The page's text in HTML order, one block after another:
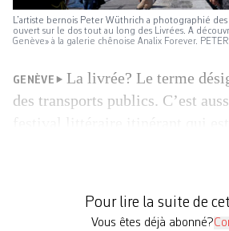
L’artiste bernois Peter Wüthrich a photographié des
ouvert sur le dos tout au long des Livrées. A
Genève» à la galerie chênoise Analix Forever. PETER
GENÈVE
La livrée? Le terme
des transports publics. C’est
qui prenne la place de la
Pour lire la suite de
Vous êtes déjà abonné?